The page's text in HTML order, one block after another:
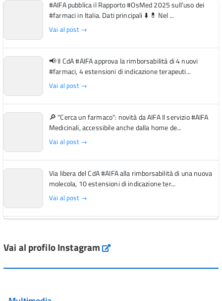
#AIFA pubblica il Rapporto #OsMed 2025 sull’uso dei
#farmaci in Italia. Dati principali ⬇️ 💊 Nel ...
Vai al post →
📢 Il CdA #AIFA approva la rimborsabilità di 4 nuovi
#farmaci, 4 estensioni di indicazione terapeuti...
Vai al post →
🔎 "Cerca un farmaco": novità da AIFA Il servizio #AIFA
Medicinali, accessibile anche dalla home de...
Vai al post →
Via libera del CdA #AIFA alla rimborsabilità di una nuova
molecola, 10 estensioni di indicazione ter...
Vai al post →
Vai al post →
Vai al profilo Instagram Instagram